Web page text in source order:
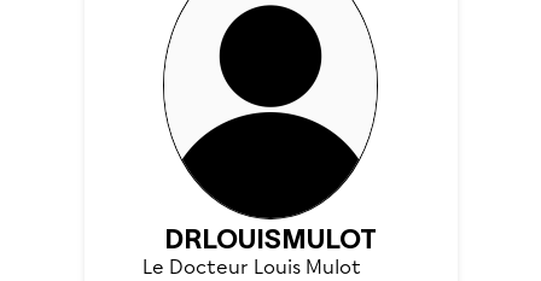
DR LOUIS MULOT
Le Docteur Louis Mulot